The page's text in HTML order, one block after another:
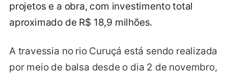
projetos e a obra, com investimento total
aproximado de R$ 18,9 milhões.
A travessia no rio Curuçá está sendo realizada
por meio de balsa desde o dia 2 de novembro,